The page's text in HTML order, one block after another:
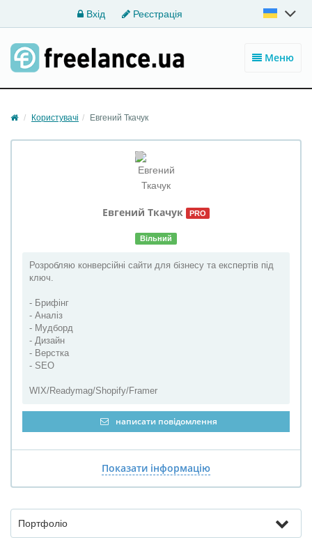
Вхід Реєстрація
Меню
Користувачі Евгений Ткачук
Евгений Ткачук PRO
Вільний
Розробляю конверсійні сайти для бізнесу та експертів під
ключ.
- Брифінг
- Аналіз
- Мудборд
- Дизайн
- Верстка
- SEO
WIX/Readymag/Shopify/Framer
написати повідомлення
Показати інформацію
Портфоліо